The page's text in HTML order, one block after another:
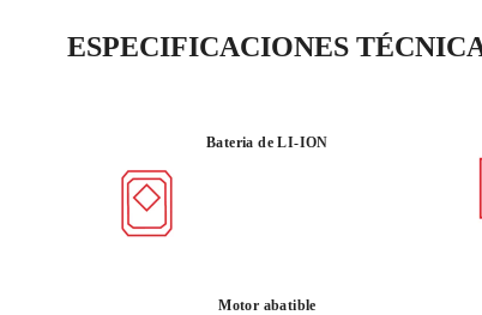
ESPECIFICACIONES
Bateria de LI-ION
Motor abatible